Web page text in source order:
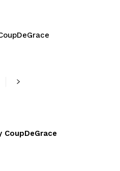
CoupDeGrace